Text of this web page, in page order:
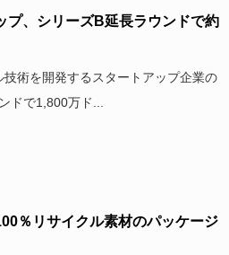
プ、シリーズB延長ラウンドで約
術を開発するスタートアップ企業の
ドで1,800万ド...
％リサイクル素材のパッケージ